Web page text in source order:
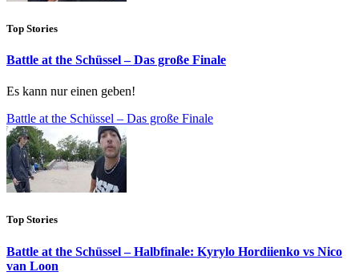
Top Stories
Battle at the Schüssel – Das große Finale
Es kann nur einen geben!
Battle at the Schüssel – Das große Finale
Top Stories
Battle at the Schüssel – Halbfinale: Kyrylo Hordiienko vs Nico
van Loon